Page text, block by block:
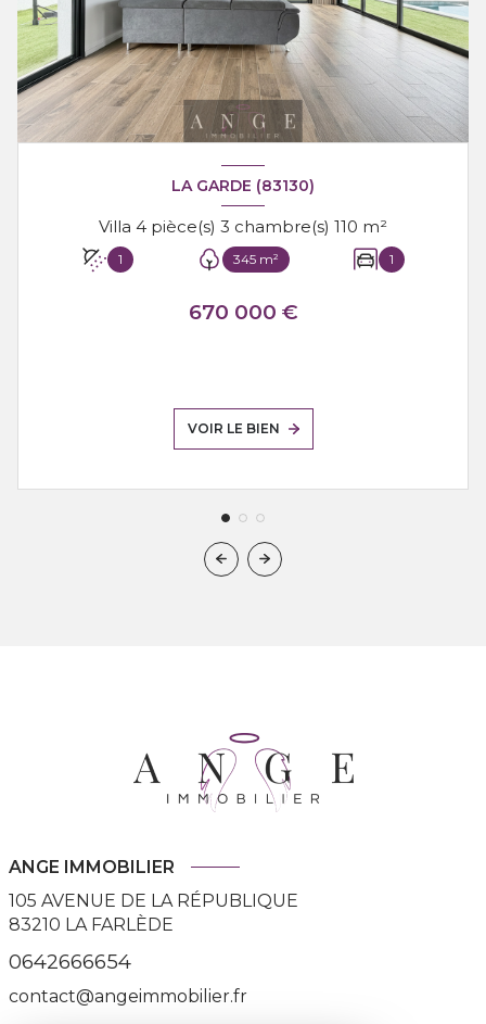
LA GARDE (83130)
Villa 4 pièce(s) 3 chambre(s) 110 m²
1 345 m² 1
670 000 €
VOIR LE BIEN
ANGE IMMOBILIER
105 AVENUE DE LA RÉPUBLIQUE
83210 LA FARLÈDE
0642666654
contact@angeimmobilier.fr